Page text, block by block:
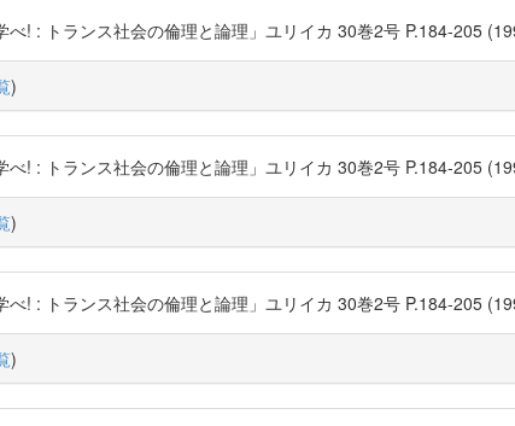
べ! : トランス社会の倫理と論理」ユリイカ 30巻2号 P.184-205
)
べ! : トランス社会の倫理と論理」ユリイカ 30巻2号 P.184-205
)
べ! : トランス社会の倫理と論理」ユリイカ 30巻2号 P.184-205
)